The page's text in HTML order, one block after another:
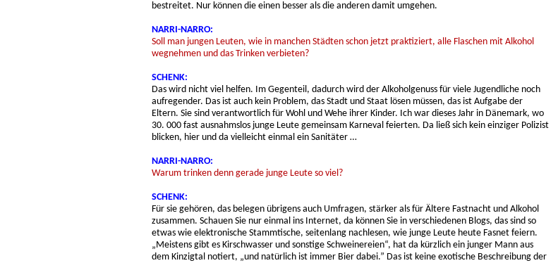
bestreitet. Nur können die einen besser als die anderen damit umgehen.
NARRI-NARRO:
Soll man jungen Leuten, wie in manchen Städten schon jetzt praktiziert, alle Flaschen mit Alkohol
wegnehmen und das Trinken verbieten?
SCHENK:
Das wird nicht viel helfen. Im Gegenteil, dadurch wird der Alkoholgenuss für viele Jugendliche noch
aufregender. Das ist auch kein Problem, das Stadt und Staat lösen müssen, das ist Aufgabe der
Eltern. Sie sind verantwortlich für Wohl und Wehe ihrer Kinder. Ich war dieses Jahr in Dänemark, wo
30. 000 fast ausnahmslos junge Leute gemeinsam Karneval feierten. Da ließ sich kein einziger Polizist
blicken, hier und da vielleicht einmal ein Sanitäter …
NARRI-NARRO:
Warum trinken denn gerade junge Leute so viel?
SCHENK:
Für sie gehören, das belegen übrigens auch Umfragen, stärker als für Ältere Fastnacht und Alkohol
zusammen. Schauen Sie nur einmal ins Internet, da können Sie in verschiedenen Blogs, das sind so
etwas wie elektronische Stammtische, seitenlang nachlesen, wie junge Leute heute Fasnet feiern.
„Meistens gibt es Kirschwasser und sonstige Schweinereien“, hat da kürzlich ein junger Mann aus
dem Kinzigtal notiert, „und natürlich ist immer Bier dabei.” Das ist keine exotische Beschreibung der